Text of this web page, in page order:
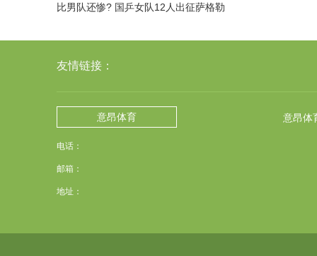
比男队还惨? 国乒女队12人出征萨格勒
友情链接：
意昂体育
电话：
邮箱：
地址：
意昂体